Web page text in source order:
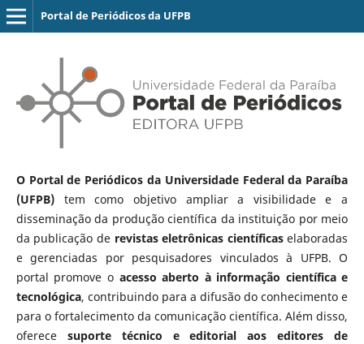
Portal de Periódicos da UFPB
O Portal de Periódicos da Universidade Federal da Paraíba
(UFPB)tem como objetivo ampliar a visibilidade e a
disseminação da produção científica da instituição por meio
da publicação de revistas eletrônicas científicaselaboradas
e gerenciadas por pesquisadores vinculados à UFPB. O
portal promove o acesso aberto à informação científica e
tecnológica, contribuindo para a difusão do conhecimento e
para o fortalecimento da comunicação científica. Além disso,
oferece suporte técnico e editorial aos editores de